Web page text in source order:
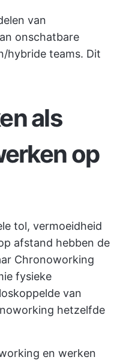
van
onschatbare
hybride teams. Dit
als
op
tol, vermoeidheid
afstand hebben de
Chronoworking
fysieke
van
hetzelfde
en werken